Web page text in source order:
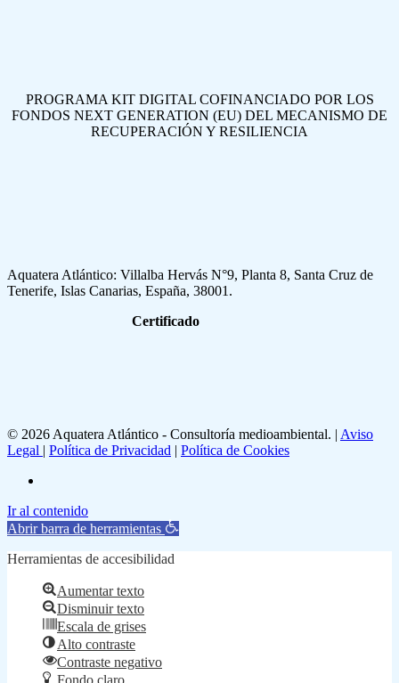
PROGRAMA KIT DIGITAL COFINANCIADO POR LOS
FONDOS NEXT GENERATION (EU) DEL MECANISMO DE
RECUPERACIÓN Y RESILIENCIA
Aquatera Atlántico: Villalba Hervás N°9, Planta 8, Santa Cruz de
Tenerife, Islas Canarias, España, 38001.
Certificado
© 2026 Aquatera Atlántico - Consultoría medioambiental. | Aviso
Legal | Política de Privacidad | Política de Cookies
Ir al contenido
Abrir barra de herramientas
Herramientas de accesibilidad
Aumentar texto
Disminuir texto
Escala de grises
Alto contraste
Contraste negativo